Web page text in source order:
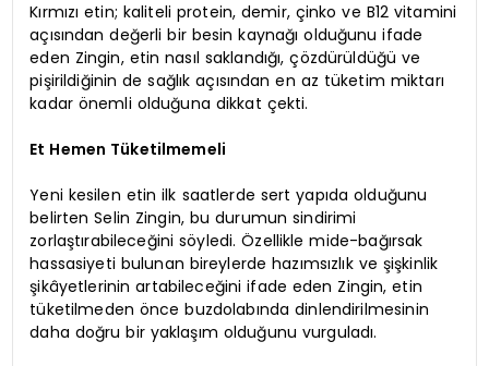
Kırmızı etin; kaliteli protein, demir, çinko ve B12 vitamini
açısından değerli bir besin kaynağı olduğunu ifade
eden Zingin, etin nasıl saklandığı, çözdürüldüğü ve
pişirildiğinin de sağlık açısından en az tüketim miktarı
kadar önemli olduğuna dikkat çekti.
Et Hemen Tüketilmemeli
Yeni kesilen etin ilk saatlerde sert yapıda olduğunu
belirten Selin Zingin, bu durumun sindirimi
zorlaştırabileceğini söyledi. Özellikle mide-bağırsak
hassasiyeti bulunan bireylerde hazımsızlık ve şişkinlik
şikâyetlerinin artabileceğini ifade eden Zingin, etin
tüketilmeden önce buzdolabında dinlendirilmesinin
daha doğru bir yaklaşım olduğunu vurguladı.